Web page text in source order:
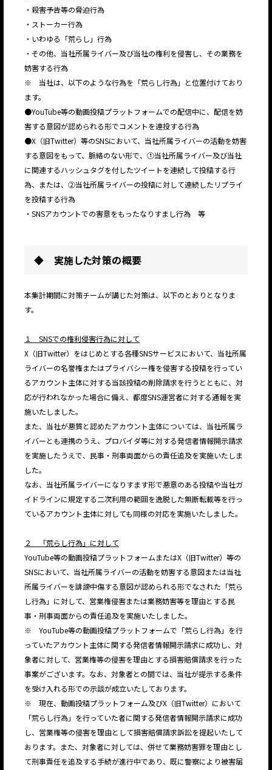
・殺害予告等の脅迫行為
・ストーカー行為
・いわゆる「荒らし」行為
・その他、当社所属ライバー及び当社の権利を侵害し、その業務を
妨害する行為
※ 当社は、以下のような行為を「荒らし行為」と位置付けており
ます。
●YouTube等の動画投稿プラットフォームでの配信中に、配信を妨
害する意図が認められる形でコメントを連投する行為
●X（旧Twitter）等のSNSにおいて、当社所属ライバーの活動を妨害
する意図をもって、脈絡のない形で、①当社所属ライバー及び当社
に関連するハッシュタグを付したツイートを連続して投稿する行
為、または、②当社所属ライバーの投稿に対して連続したリプライ
を投稿する行為
・SNSアカウントでの害意をもったなりすまし行為 等
◆ 実施した対策の概要
本集計期間に対策チームが講じた対策は、以下のとおりとなりま
す。
１ SNSでの権利侵害行為に対して
X（旧Twitter）をはじめとする各種SNSサービスにおいて、当社所属
ライバーの名誉権またはプライバシー権を侵害する投稿を行ってい
るアカウント主体に対する当該投稿の削除請求を行うとともに、対
応が行われなかった場合に備え、都度SNS運営者に対する通報を実
施いたしました。
また、当社が悪質と認めたアカウント主体については、当社所属ラ
イバーとも連携のうえ、プロバイダ等に対する発信者情報開示請求
を実施したうえで、民事・刑事両面からの責任追及を実施いたしま
した。
なお、当社所属ライバーになりすます形で悪意のある投稿や当社ガ
イドラインに規定する二次利用の範囲を逸脱した無断転載等を行っ
ているアカウント主体に対しても同様の対応を実施いたしました。
２ 「荒らし行為」に対して
YouTube等の動画投稿プラットフォームまたはX（旧Twitter）等の
SNSにおいて、当社所属ライバーの活動を妨害する意図または当社
所属ライバーを誹謗中傷する意図が認められる形でなされた「荒ら
し行為」に対して、営業権侵害または業務妨害等を理由とする民
事・刑事両面からの責任追及を実施いたしました。
※ YouTube等の動画投稿プラットフォームで「荒らし行為」を行
っていたアカウント主体に関する発信者情報開示請求に成功し、対
象者に対して、営業権等の侵害を理由とする損害賠償請求を行った
事案がございます。なお、対象者との間では、当社が提示する条件
を受け入れる形での示談が成立いたしております。
※ 現在、動画投稿プラットフォーム及びX（旧Twitter）において
「荒らし行為」を行っていた者に関する発信者情報開示請求に成功
し、営業権等の侵害を理由として損害賠償請求訴訟を提起いたして
おります。また、対象者に対しては、併せて業務妨害罪を理由とし
て刑事責任を追及する手続が進行中であり、既に警察により被害届